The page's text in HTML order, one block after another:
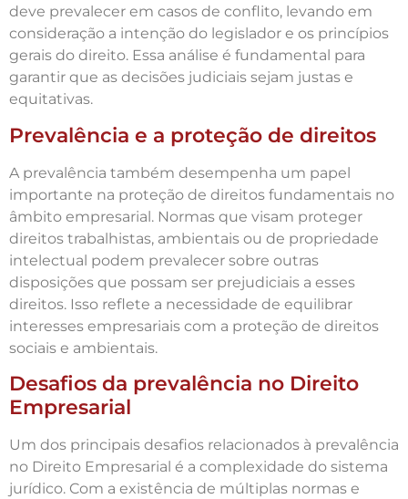
deve prevalecer em casos de conflito, levando em
consideração a intenção do legislador e os princípios
gerais do direito. Essa análise é fundamental para
garantir que as decisões judiciais sejam justas e
equitativas.
Prevalência e a proteção de direitos
A prevalência também desempenha um papel
importante na proteção de direitos fundamentais no
âmbito empresarial. Normas que visam proteger
direitos trabalhistas, ambientais ou de propriedade
intelectual podem prevalecer sobre outras
disposições que possam ser prejudiciais a esses
direitos. Isso reflete a necessidade de equilibrar
interesses empresariais com a proteção de direitos
sociais e ambientais.
Desafios da prevalência no Direito
Empresarial
Um dos principais desafios relacionados à prevalência
no Direito Empresarial é a complexidade do sistema
jurídico. Com a existência de múltiplas normas e